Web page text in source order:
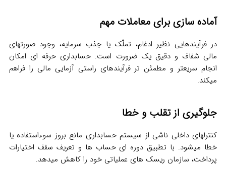
آماده سازی برای معاملات مهم
در فرآیندهایی نظیر ادغام، تملّک یا جذب سرمایه، وجود صورتهای
مالی شفاف و دقیق یک ضرورت است. حسابداری حرفه ای امکان
انجام سریعتر و مطمئن تر فرآیندهای راستی آزمایی مالی را فراهم
میکند.
جلوگیری از تقلب و خطا
کنترلهای داخلی ناشی از سیستم حسابداری مانع بروز سوءاستفاده یا
خطا میشود. با تطبیق دوره ای حساب ها و تعریف سقف اختیارات
پرداخت، سازمان ریسک های عملیاتی خود را کاهش میدهد.